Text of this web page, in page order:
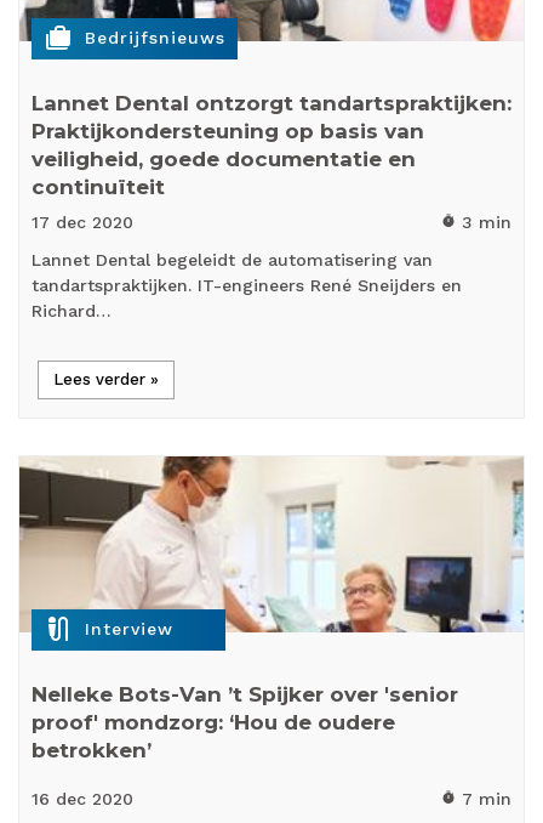
cases Bedrijfsnieuws
Lannet Dental ontzorgt tandartspraktijken:
Praktijkondersteuning op basis van
veiligheid, goede documentatie en
continuïteit
17 dec 2020 timer 3 min
Lannet Dental begeleidt de automatisering van
tandartspraktijken. IT-engineers René Sneijders en
Richard…
Lees verder »
mic_external_on Interview
Nelleke Bots-Van ’t Spijker over 'senior
proof' mondzorg: ‘Hou de oudere
betrokken’
16 dec 2020 timer 7 min